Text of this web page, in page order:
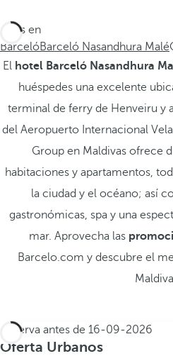
Estás en
BarcelóBarceló Nasandhura Malé
El hotel Barceló Nasandhura
huéspedes una excelente
terminal de ferry de Henveiru y
del Aeropuerto Internacional
Group en Maldivas ofrece
habitaciones y apartamentos,
la ciudad y el océano; así
gastronómicas, spa y una
mar. Aprovecha las
Barcelo.com y descubre el
Reserva antes de 16-09-2026
Oferta Urbanos